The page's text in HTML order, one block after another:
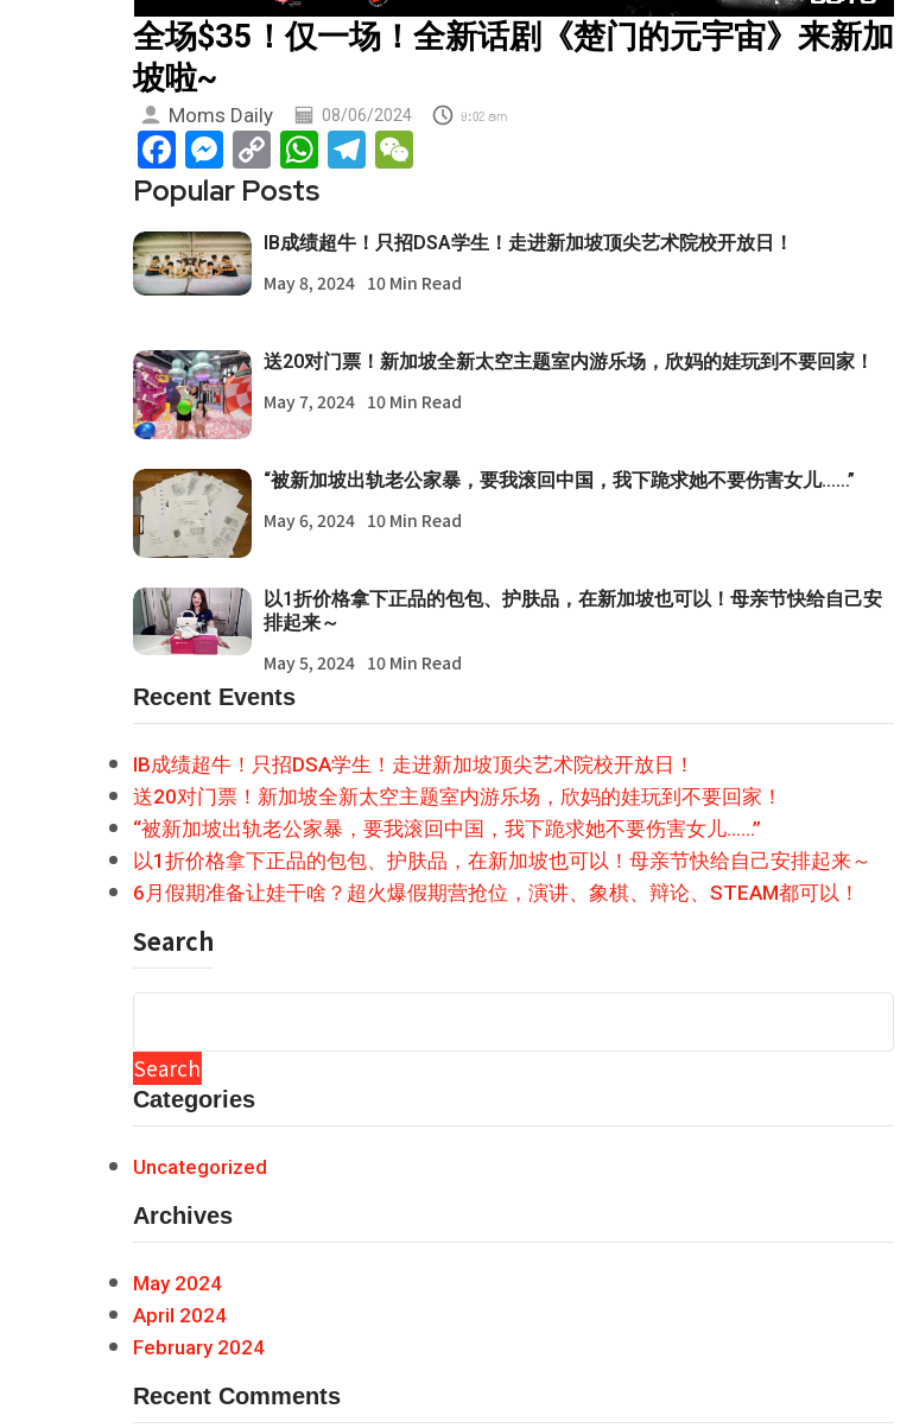
全场$35！仅一场！全新话剧《楚门的元宇宙》来新加
坡啦~
Moms Daily 08/06/2024 9:02 am
Facebook
Messenger
Copy
Link
WhatsApp
Telegram
Popular Posts
IB成绩超牛！只招DSA学生！走进新加坡顶尖艺术院校开放日！
May 8, 2024 10 Min Read
送20对门票！新加坡全新太空主题室内游乐场，欣妈的娃玩到不要回家！
May 7, 2024 10 Min Read
“被新加坡出轨老公家暴，要我滚回中国，我下跪求她不要伤害女儿……”
May 6, 2024 10 Min Read
以1折价格拿下正品的包包、护肤品，在新加坡也可以！母亲节快给自己安
排起来～
May 5, 2024 10 Min Read
Recent Events
IB成绩超牛！只招DSA学生！走进新加坡顶尖艺术院校开放日！
送20对门票！新加坡全新太空主题室内游乐场，欣妈的娃玩到不要回家！
“被新加坡出轨老公家暴，要我滚回中国，我下跪求她不要伤害女儿……”
以1折价格拿下正品的包包、护肤品，在新加坡也可以！母亲节快给自己安排起来～
6月假期准备让娃干啥？超火爆假期营抢位，演讲、象棋、辩论、STEAM都可以！
Search
Search
Categories
Uncategorized
Archives
May 2024
April 2024
February 2024
Recent Comments